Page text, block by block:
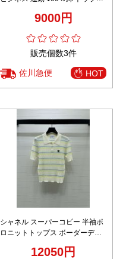
9000円
販売個数3件
佐川急便 HOT
シャネル スーパーコピー 半袖ポ
ロニットトップス ボーダーデザ
12050円